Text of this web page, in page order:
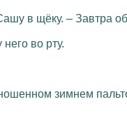
в щёку. – Завтра
во рту.
зимнем